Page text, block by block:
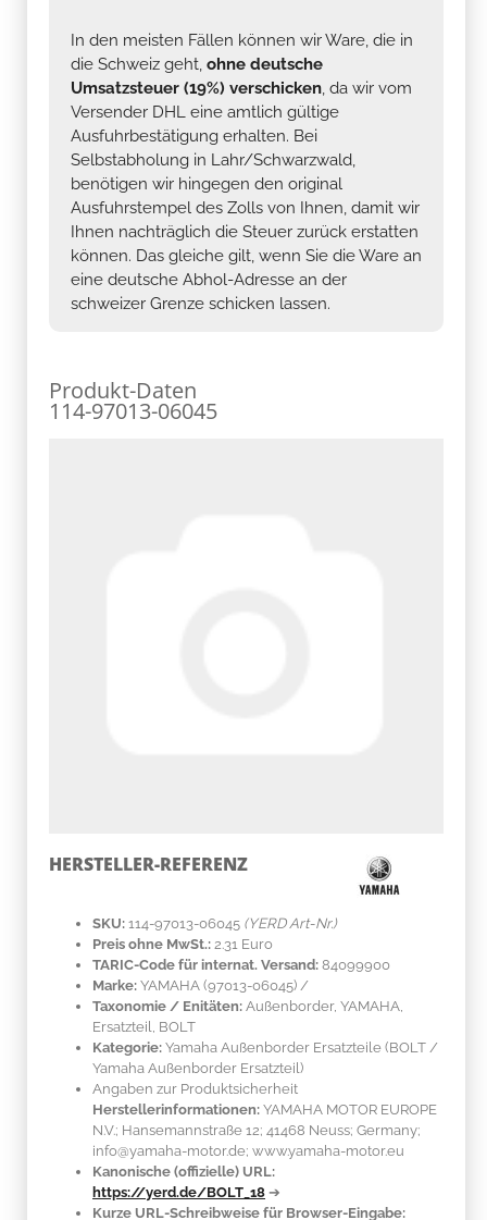
In den meisten Fällen können wir Ware, die in
die Schweiz geht, ohne deutsche
Umsatzsteuer (19%) verschicken, da wir vom
Versender DHL eine amtlich gültige
Ausfuhrbestätigung erhalten. Bei
Selbstabholung in Lahr/Schwarzwald,
benötigen wir hingegen den original
Ausfuhrstempel des Zolls von Ihnen, damit wir
Ihnen nachträglich die Steuer zurück erstatten
können. Das gleiche gilt, wenn Sie die Ware an
eine deutsche Abhol-Adresse an der
schweizer Grenze schicken lassen.
Produkt-Daten
114-97013-06045
HERSTELLER-REFERENZ
SKU: 114-97013-06045 (YERD Art-Nr.)
Preis ohne MwSt.: 2.31 Euro
TARIC-Code für internat. Versand: 84099900
Marke: YAMAHA (97013-06045) /
Taxonomie / Enitäten: Außenborder, YAMAHA,
Ersatzteil, BOLT
Kategorie: Yamaha Außenborder Ersatzteile (BOLT /
Yamaha Außenborder Ersatzteil)
Angaben zur Produktsicherheit
Herstellerinformationen: YAMAHA MOTOR EUROPE
N.V.; Hansemannstraße 12; 41468 Neuss; Germany;
info@yamaha-motor.de; www.yamaha-motor.eu
Kanonische (offizielle) URL:
https://yerd.de/BOLT_18 ➔
Kurze URL-Schreibweise für Browser-Eingabe: